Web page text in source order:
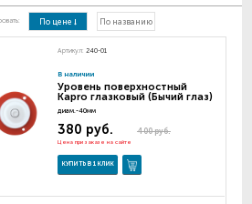
По цене По названию
Артикул: 240-01
В наличии
Уровень поверхностный
Kapro глазковый (Бычий глаз)
диам.-40мм
400 руб.
380 руб.
Цена при заказе на сайте
КУПИТЬ В 1 КЛИК